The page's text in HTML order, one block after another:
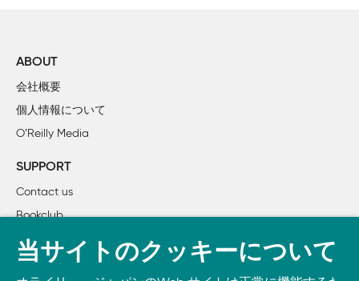
2章　バスプロトコル
        OBD-IIコネクタ
        CAN接続箇所を見つける方法
        CANopenプロトコル
        GMLANバス
    SAE J1850プロトコル
        PWMプロトコル
ABOUT
会社概要
個人情報について
O’Reilly Media
SUPPORT
Contact us
Bookclub
書籍注文
当サイトのクッキーについて